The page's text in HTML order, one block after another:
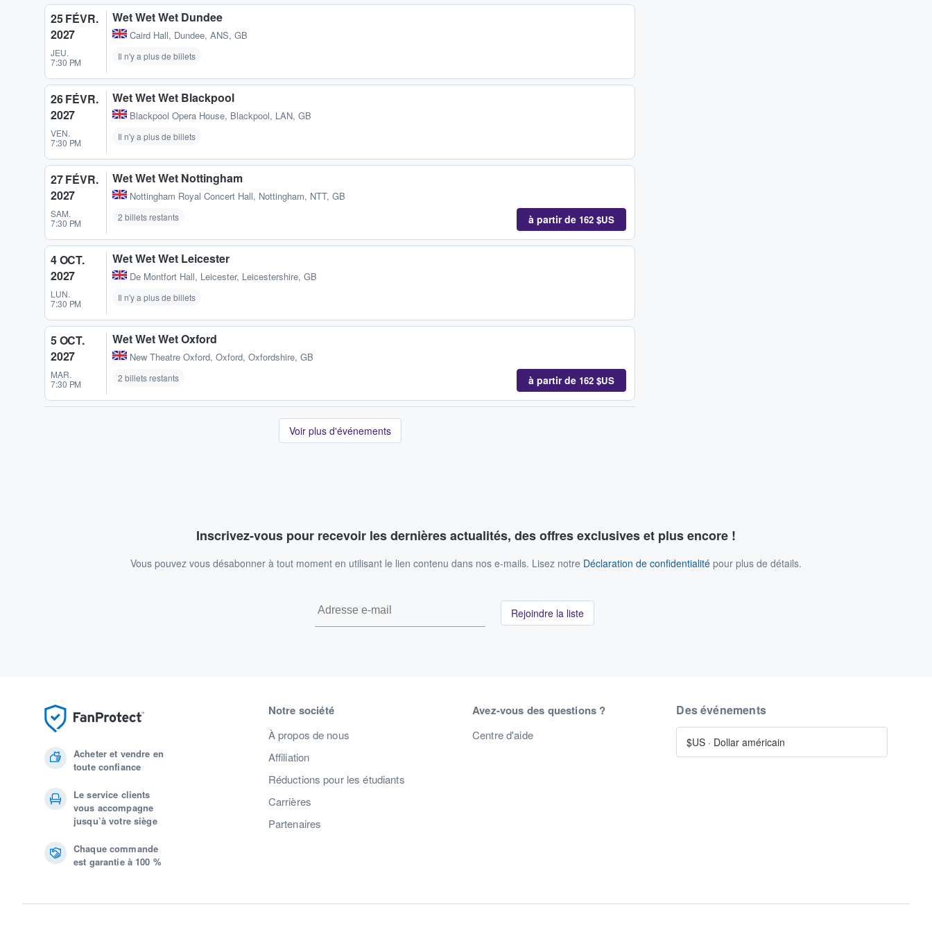
25 FÉVR.
2027
JEU.
7:30 PM
Wet Wet Wet Dundee
Caird Hall, Dundee, ANS, GB
Il n'y a plus de billets
26 FÉVR.
2027
VEN.
7:30 PM
Wet Wet Wet Blackpool
Blackpool Opera House, Blackpool, LAN, GB
Il n'y a plus de billets
27 FÉVR.
2027
SAM.
7:30 PM
Wet Wet Wet Nottingham
Nottingham Royal Concert Hall, Nottingham, NTT, GB
2 billets restants à partir de 162 $US
4 OCT.
2027
LUN.
7:30 PM
Wet Wet Wet Leicester
De Montfort Hall, Leicester, Leicestershire, GB
Il n'y a plus de billets
5 OCT.
2027
MAR.
7:30 PM
Wet Wet Wet Oxford
New Theatre Oxford, Oxford, Oxfordshire, GB
2 billets restants à partir de 162 $US
Voir plus d'événements
Inscrivez-vous pour recevoir les dernières actualités, des offres exclusives et plus encore !
Vous pouvez vous désabonner à tout moment en utilisant le lien contenu dans nos e-mails. Lisez notre Déclaration de confidentialité pour plus de détails.
Rejoindre la liste
Acheter et vendre en
toute confiance
Le service clients
vous accompagne
jusqu’à votre siège
Chaque commande
est garantie à 100 %
Notre société
À propos de nous
Affiliation
Réductions pour les étudiants
Carrières
Partenaires
Avez-vous des questions ?
Centre d'aide
Des événements
$US · Dollar américain